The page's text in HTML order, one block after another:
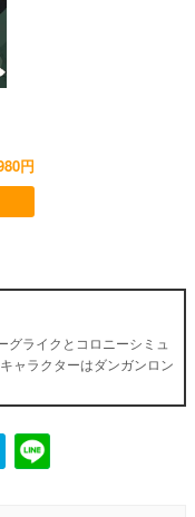
円
グライクとコロニーシミュ
ャラクターはダンガンロン